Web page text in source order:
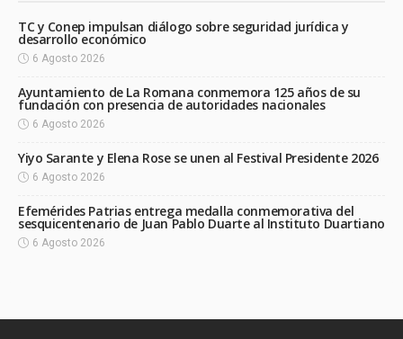
TC y Conep impulsan diálogo sobre seguridad jurídica y
desarrollo económico
6 Agosto 2026
Ayuntamiento de La Romana conmemora 125 años de su
fundación con presencia de autoridades nacionales
6 Agosto 2026
Yiyo Sarante y Elena Rose se unen al Festival Presidente 2026
6 Agosto 2026
Efemérides Patrias entrega medalla conmemorativa del
sesquicentenario de Juan Pablo Duarte al Instituto Duartiano
6 Agosto 2026